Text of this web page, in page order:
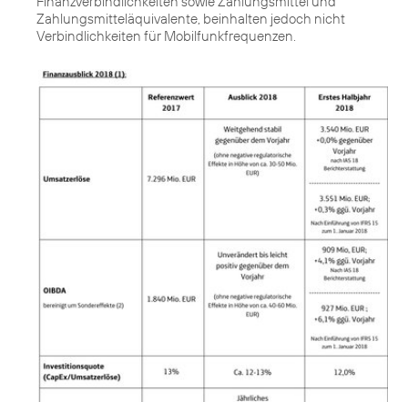
Zahlungsmitteläquivalente, beinhalten jedoch nicht
Verbindlichkeiten für Mobilfunkfrequenzen.